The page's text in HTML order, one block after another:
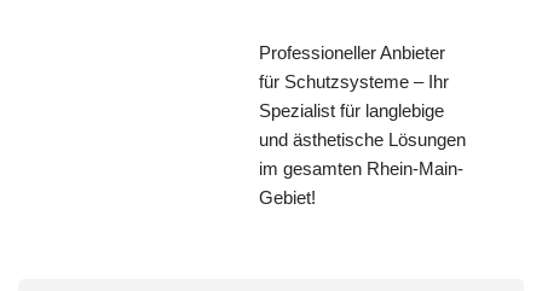
Professioneller Anbieter
für Schutzsysteme – Ihr
Spezialist für langlebige
und ästhetische Lösungen
im gesamten Rhein-Main-
Gebiet!